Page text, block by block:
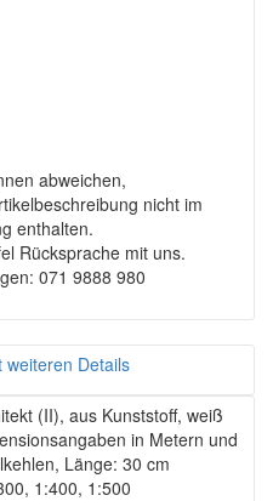
abweichen,
nicht im
enthalten.
Rücksprache mit uns.
071 9888 980
weiteren Details
(II), aus Kunststoff, weiß
in Metern und
Länge: 30 cm
1:400, 1:500